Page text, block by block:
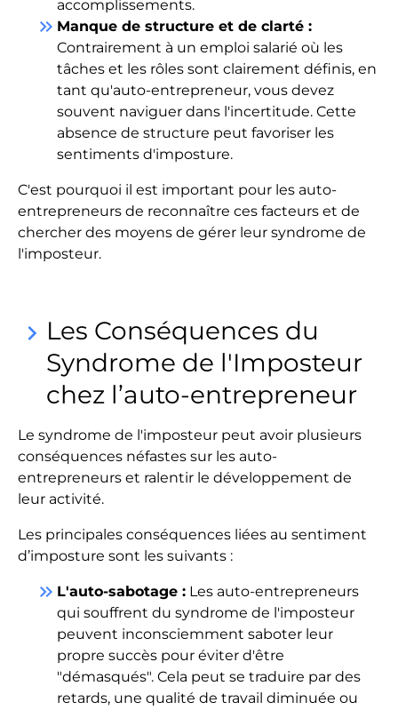
accomplissements.
keyboard_double_arrow_right Manque de structure et de clarté :
Contrairement à un emploi salarié où les
tâches et les rôles sont clairement définis, en
tant qu'auto-entrepreneur, vous devez
souvent naviguer dans l'incertitude. Cette
absence de structure peut favoriser les
sentiments d'imposture.
C'est pourquoi il est important pour les auto-
entrepreneurs de reconnaître ces facteurs et de
chercher des moyens de gérer leur syndrome de
l'imposteur.
keyboard_arrow_right Les Conséquences du
Syndrome de l'Imposteur
chez l’auto-entrepreneur
Le syndrome de l'imposteur peut avoir plusieurs
conséquences néfastes sur les auto-
entrepreneurs et ralentir le développement de
leur activité.
Les principales conséquences liées au sentiment
d’imposture sont les suivants :
keyboard_double_arrow_right L'auto-sabotage : Les auto-entrepreneurs
qui souffrent du syndrome de l'imposteur
peuvent inconsciemment saboter leur
propre succès pour éviter d'être
"démasqués". Cela peut se traduire par des
retards, une qualité de travail diminuée ou